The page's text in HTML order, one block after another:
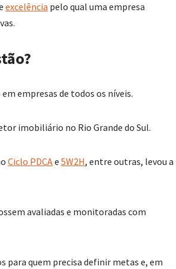
excelência pelo qual uma empresa
empresas de todos os níveis.
imobiliário no Rio Grande do Sul.
Ciclo PDCAe 5W2H, entre outras, levou a
avaliadas e monitoradas com
para quem precisa definir metas e, em